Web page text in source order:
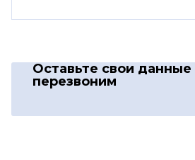
Оставьте свои данные
перезвоним